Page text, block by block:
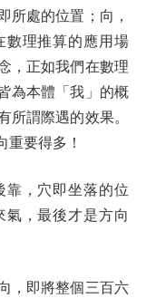
處的位置；向，
數理推算的應用場
，正如我們在數理
為本體「我」的概
謂際遇的效果。
重要得多！
，穴即坐落的位
，最後才是方向
即將整個三百六